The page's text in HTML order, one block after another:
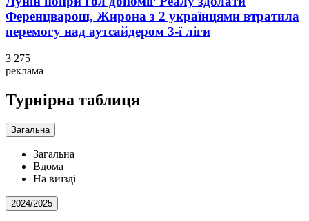
Ференцварош, Жирона з 2 українцями втратила
перемогу над аутсайдером 3-ї ліги
3 275
реклама
Турнірна таблиця
Загальна
Загальна
Вдома
На виїзді
2024/2025